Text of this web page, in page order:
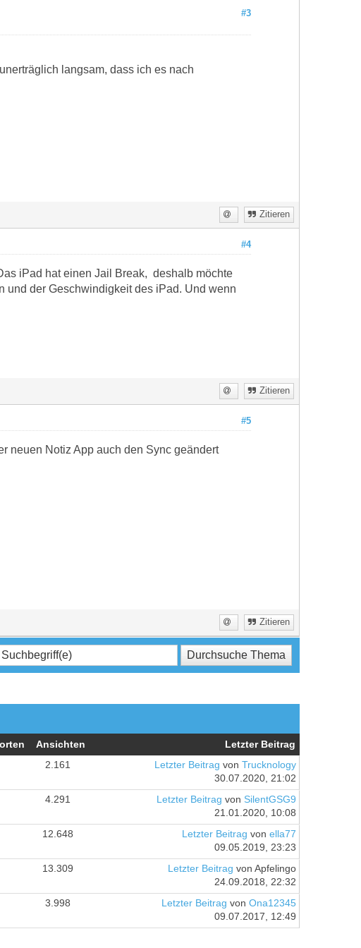
#3
langsam, dass ich es nach
Zitieren
#4
iPad hat einen Jail Break, deshalb möchte
und der Geschwindigkeit des iPad. Und wenn
Zitieren
#5
neuen Notiz App auch den Sync geändert
Zitieren
Ansichten Letzter Beitrag
2.161 Letzter Beitrag von Trucknology
30.07.2020, 21:02
4.291 Letzter Beitrag von SilentGSG9
21.01.2020, 10:08
12.648 Letzter Beitrag von ella77
09.05.2019, 23:23
13.309 Letzter Beitrag von Apfelingo
24.09.2018, 22:32
3.998 Letzter Beitrag von Ona12345
09.07.2017, 12:49